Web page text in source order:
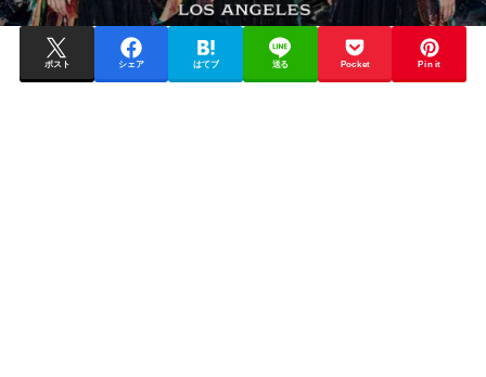
ポスト シェア はてブ 送る Pocket Pin it